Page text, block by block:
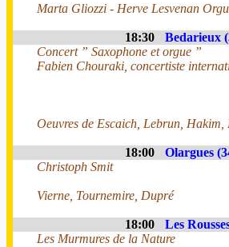
Marta Gliozzi - Herve Lesvenan
18:30 Bedarieux
Concert ” Saxophone et orgue ”
Fabien Chouraki, concertiste
Oeuvres de Escaich, Lebrun,
18:00
Olargues
Christoph Smit
Vierne, Tournemire, Dupré
18:00
Les
Les Murmures de la Nature